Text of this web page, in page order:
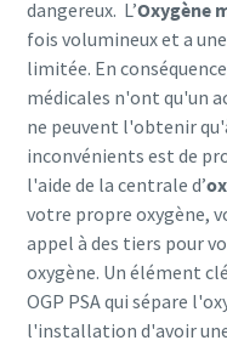
dangereux. L’Oxygène
fois volumineux et a
limitée. En
médicales n'ont qu'un
ne peuvent l'obtenir
inconvénients est de
l'aide de la centrale d’
votre propre oxygène,
appel à des tiers pour
oxygène. Un élément
OGP PSA qui sépare
l'installation d'avoir